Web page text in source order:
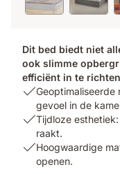
Dit bed biedt niet
ook slimme
efficiënt in te
USP
Geoptimaliseerde
ruimte:
zorgt
voor
Geoptimaliseerde
gevoel in de
USP
Tijdloze
esthetiek:
Tijdloze
raakt.
USPHoogwaardige
openen.